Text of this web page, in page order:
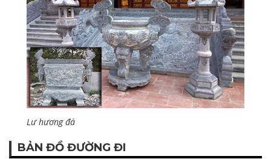
Lư hương đá
BẢN ĐỒ ĐƯỜNG ĐI